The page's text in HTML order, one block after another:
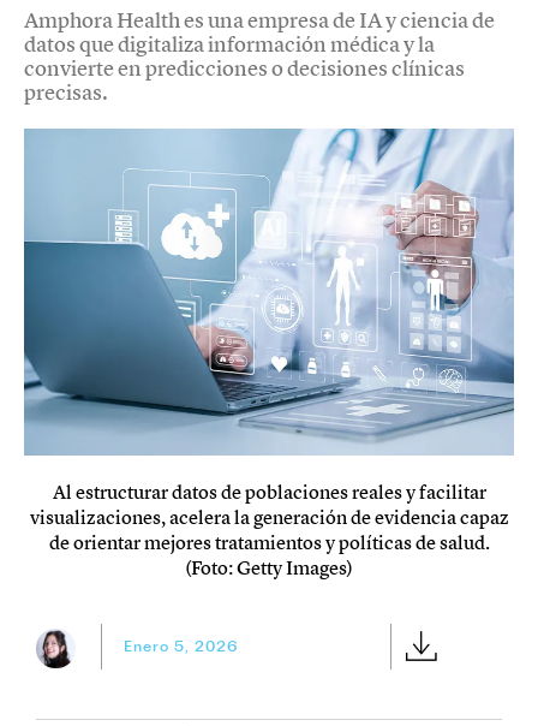
Amphora Health es una empresa de IA y ciencia de
datos que digitaliza información médica y la
convierte en predicciones o decisiones clínicas
precisas.
Al estructurar datos de poblaciones reales y facilitar
visualizaciones, acelera la generación de evidencia capaz
de orientar mejores tratamientos y políticas de salud.
(Foto: Getty Images)
Enero 5, 2026